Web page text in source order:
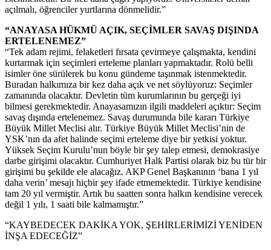
açılmalı, öğrenciler yurtlarına dönmelidir.”
“ANAYASA HÜKMÜ AÇIK, SEÇİMLER SAVAŞ DIŞINDA
ERTELENEMEZ”
“Tek adam rejimi, felaketleri fırsata çevirmeye çalışmakta, kendini
kurtarmak için seçimleri erteleme planları yapmaktadır. Rolü belli
isimler öne sürülerek bu konu gündeme taşınmak istenmektedir.
Buradan halkımıza bir kez daha açık ve net söylüyoruz: Seçimler
zamanında olacaktır. Devletin tüm kurumlarının bu gerçeği iyi
bilmesi gerekmektedir. Anayasamızın ilgili maddeleri açıktır: Seçim
savaş dışında ertelenemez. Savaş durumunda bile kararı Türkiye
Büyük Millet Meclisi alır. Türkiye Büyük Millet Meclisi’nin de
YSK’nın da afet halinde seçimi erteleme diye bir yetkisi yoktur.
Yüksek Seçim Kurulu’nun böyle bir şey talep etmesi, demokrasiye
darbe girişimi olacaktır. Cumhuriyet Halk Partisi olarak biz bu tür bir
girişimi bu şekilde ele alacağız. AKP Genel Başkanının ‘bana 1 yıl
daha verin’ mesajı hiçbir şey ifade etmemektedir. Türkiye kendisine
tam 20 yıl vermiştir. Artık bu saatten sonra halkın kendisine verecek
değil 1 yılı, 1 saati bile kalmamıştır.”
“KAYBEDECEK DAKİKA YOK, ŞEHİRLERİMİZİ YENİDEN
İNŞA EDECEĞİZ”